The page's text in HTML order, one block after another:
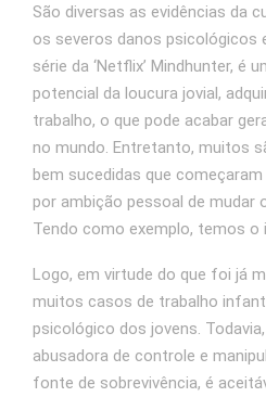
São diversas as evidências da
os severos danos psicológicos
série da ‘Netflix’ Mindhunter, é
potencial da loucura jovial,
trabalho, o que pode acabar
no mundo. Entretanto, muitos
bem sucedidas que
por ambição pessoal de mudar
Tendo como exemplo, temos o
Logo, em virtude do que foi já
muitos casos de trabalho
psicológico dos jovens.
abusadora de controle e
fonte de sobrevivência, é